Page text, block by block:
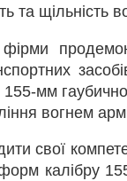
щільність
мм
вогнем
свої
калібру